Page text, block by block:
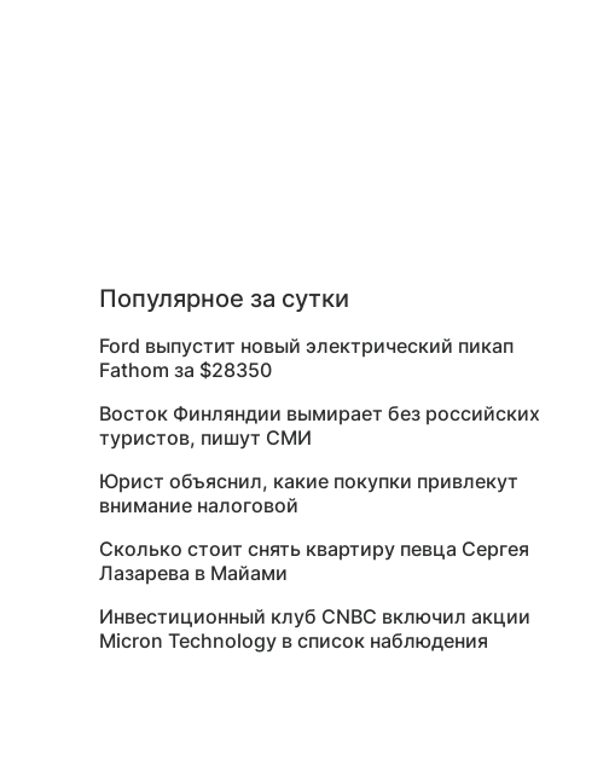
Популярное за сутки
Ford выпустит новый электрический пикап
Fathom за $28350
Восток Финляндии вымирает без российских
туристов, пишут СМИ
Юрист объяснил, какие покупки привлекут
внимание налоговой
Сколько стоит снять квартиру певца Сергея
Лазарева в Майами
Инвестиционный клуб CNBC включил акции
Micron Technology в список наблюдения